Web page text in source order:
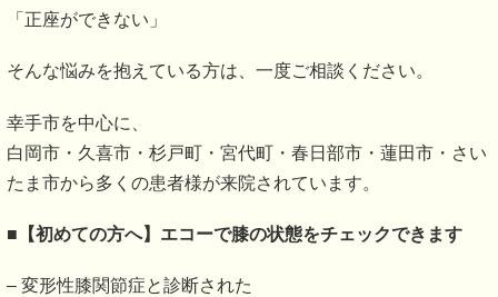
「正座ができない」
そんな悩みを抱えている方は、一度ご相談ください。
幸手市を中心に、
白岡市・久喜市・杉戸町・宮代町・春日部市・蓮田市・さい
たま市から多くの患者様が来院されています。
■ 【初めての方へ】エコーで膝の状態をチェックできます
– 変形性膝関節症と診断された